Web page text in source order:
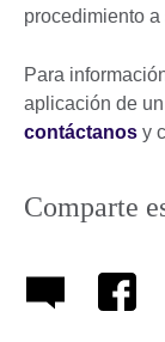
procedimiento a
Para
aplicación de
contáctanos y
Comparte